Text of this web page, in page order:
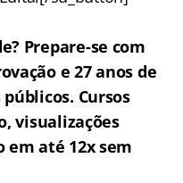
Prepare-se com
e 27 anos de
Cursos
visualizações
até 12x sem